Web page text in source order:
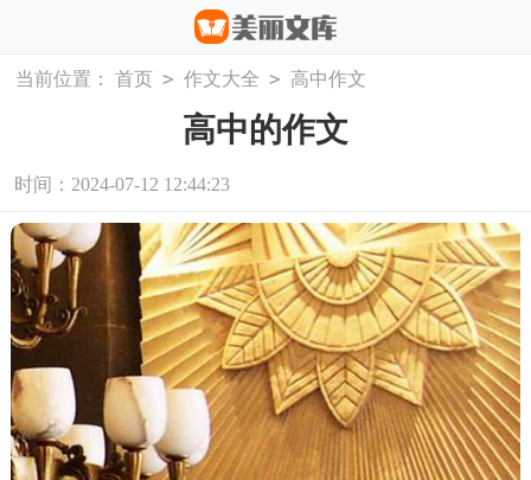
当前位置： 首页 > 作文大全 > 高中作文
高中的作文
时间：2024-07-12 12:44:23